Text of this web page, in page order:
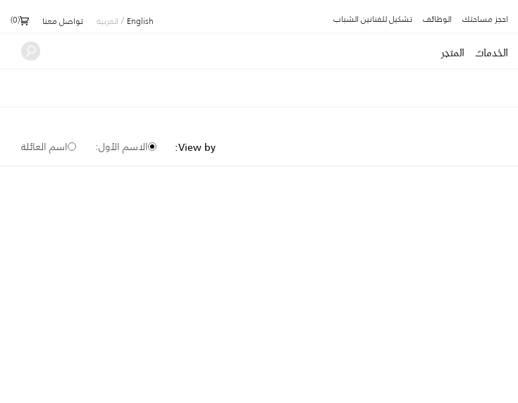
احجز مساحتك الوظائف تشكيل للفنانين الشباب English
/ العربية تواصل معنا (
0
)
الخدمات المتجر
View by: الاسم الأول: اسم العائلة